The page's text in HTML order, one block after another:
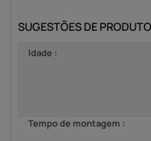
SUGESTÕES DE
Idade :
Tempo de montagem :